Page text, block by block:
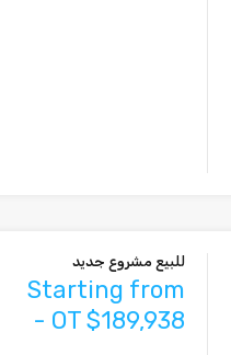
للبيع مشروع جديد
Starting from
- OT $189,938